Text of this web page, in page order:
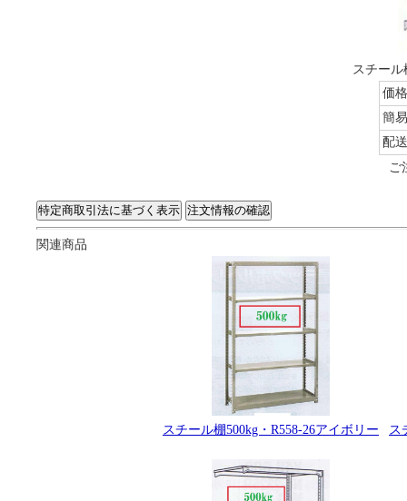
スチール
価格
簡
配
ご
関連商品
スチール棚500kg・R558-26アイボリー ス